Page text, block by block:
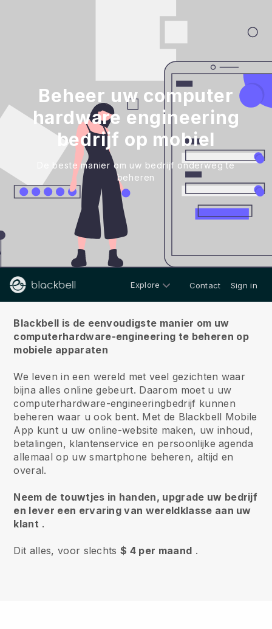
Beheer uw computer
hardware engineering
bedrijf op mobiel
De beste manier om uw bedrijf onderweg te
beheren
Explore Contact Sign in
Blackbell is de eenvoudigste manier om uw
computerhardware-engineering te beheren op
mobiele apparaten
We leven in een wereld met veel gezichten waar
bijna alles online gebeurt. Daarom moet u uw
computerhardware-engineeringbedrijf kunnen
beheren waar u ook bent. Met de Blackbell Mobile
App kunt u uw online-website maken, uw inhoud,
betalingen, klantenservice en persoonlijke agenda
allemaal op uw smartphone beheren, altijd en
overal.
Neem de touwtjes in handen, upgrade uw bedrijf
en lever een ervaring van wereldklasse aan uw
klant .
Dit alles, voor slechts$ 4 per maand .